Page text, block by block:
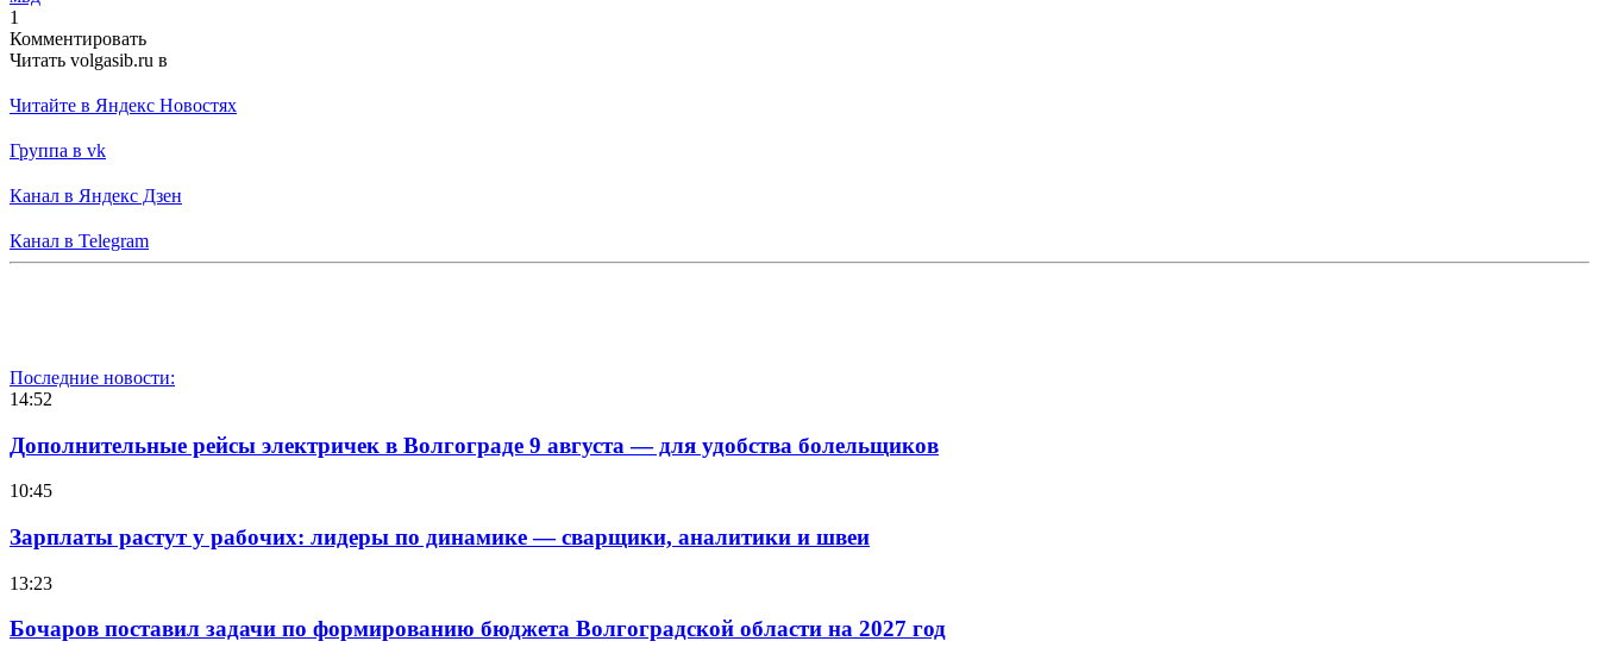
1
Комментировать
Читать volgasib.ru в
Читайте в Яндекс Новостях
Группа в vk
Канал в Яндекс Дзен
Канал в Telegram
Последние новости:
14:52
Дополнительные рейсы электричек в Волгограде 9 августа — для удобства болельщиков
10:45
Зарплаты растут у рабочих: лидеры по динамике — сварщики, аналитики и швеи
13:23
Бочаров поставил задачи по формированию бюджета Волгоградской области на 2027 год